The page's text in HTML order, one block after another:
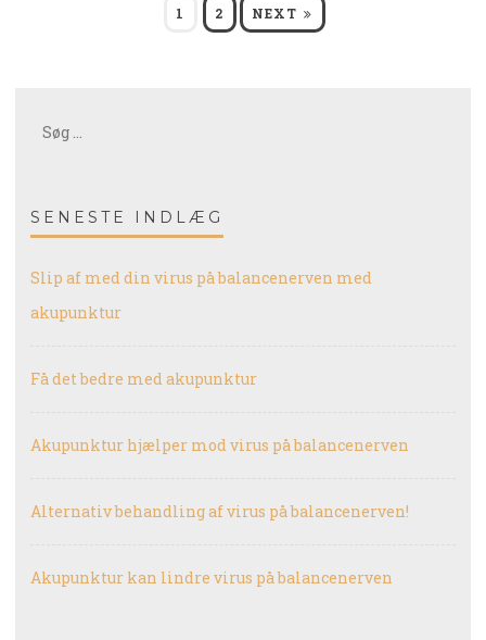
Indlægsinddeling
PAGE
1 PAGE
2 NEXT
SENESTE INDLÆG
Slip af med din virus på balancenerven med
akupunktur
Få det bedre med akupunktur
Akupunktur hjælper mod virus på balancenerven
Alternativ behandling af virus på balancenerven!
Akupunktur kan lindre virus på balancenerven